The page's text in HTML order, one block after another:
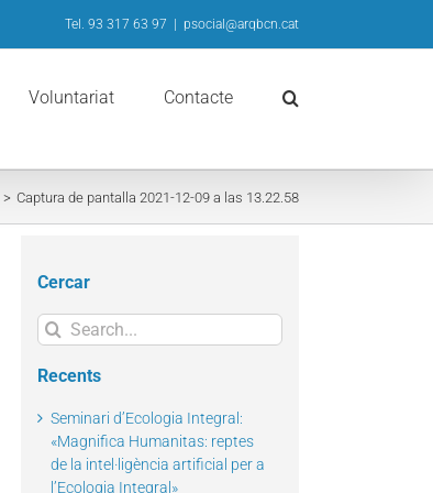
Tel. 93 317 63 97 psocial@arqbcn.cat
Voluntariat Contacte
Captura de pantalla 2021-12-09 a las 13.22.58
Cercar
Search
for:
Recents
Seminari d’Ecologia Integral:
«Magnifica Humanitas: reptes
de la intel·ligència artificial per a
l’Ecologia Integral»